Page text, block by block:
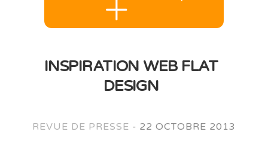
INSPIRATION WEB FLAT
DESIGN
REVUE DE PRESSE - 22 OCTOBRE 2013